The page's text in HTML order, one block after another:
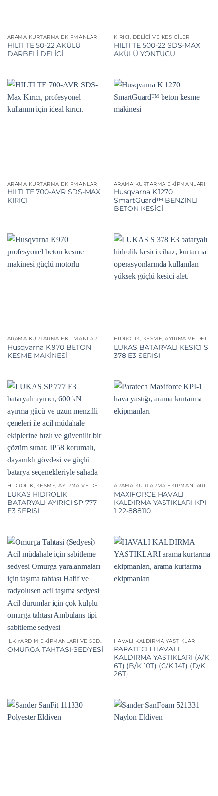
ARAMA KURTARMA EKIPMANLARI
HILTI TE 50-22 AKÜLÜ
DARBELİ DELİCİ
KIRICI, DELICI VE KESICILER
HILTI TE 500-22 SDS-MAX
AKÜLÜ YONTUCU
ARAMA KURTARMA EKIPMANLARI
HILTI TE 700-AVR SDS-MAX
KIRICI
ARAMA KURTARMA EKIPMANLARI
Husqvarna K 1270
SmartGuard™ BENZİNLİ
BETON KESİCİ
ARAMA KURTARMA EKIPMANLARI
Husqvarna K 970 BETON
KESME MAKİNESİ
HIDROLIK, KESME, AYIRMA VE DELME CIHAZLARI
LUKAS BATARYALI KESICI S
378 E3 SERISI
HIDROLIK, KESME, AYIRMA VE DELME CIHAZLARI
LUKAS HİDROLİK
BATARYALI AYIRICI SP 777
E3 SERISI
ARAMA KURTARMA EKIPMANLARI
MAXIFORCE HAVALI
KALDIRMA YASTIKLARI KPI-
1 22-888110
İLK YARDIM EKIPMANLARI VE SEDYELER
OMURGA TAHTASI-SEDYESİ
HAVALI KALDIRMA YASTIKLARI
PARATECH HAVALI
KALDIRMA YASTIKLARI (A/K
6T) (B/K 10T) (C/K 14T) (D/K
26T)